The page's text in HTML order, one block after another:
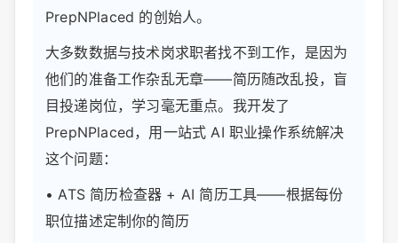
PrepNPlaced 的创始人。
大多数数据与技术岗求职者找不到工作，是因为
他们的准备工作杂乱无章——简历随改乱投，盲
目投递岗位，学习毫无重点。我开发了
PrepNPlaced，用一站式 AI 职业操作系统解决
这个问题：
• ATS 简历检查器 + AI 简历工具——根据每份
职位描述定制你的简历